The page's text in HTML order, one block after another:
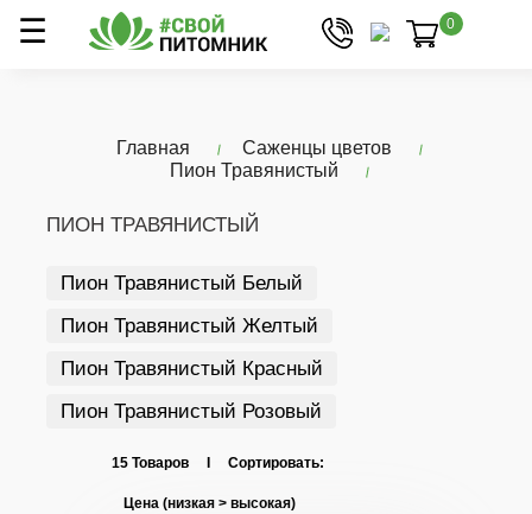
0
Главная
Саженцы цветов
Пион Травянистый
ПИОН ТРАВЯНИСТЫЙ
Пион Травянистый Белый
Пион Травянистый Желтый
Пион Травянистый Красный
Пион Травянистый Розовый
15 Товаров I Сортировать: